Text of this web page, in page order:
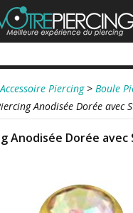
Accessoire Piercing > Boule
Anodisée Dorée avec
Anodisée Dorée